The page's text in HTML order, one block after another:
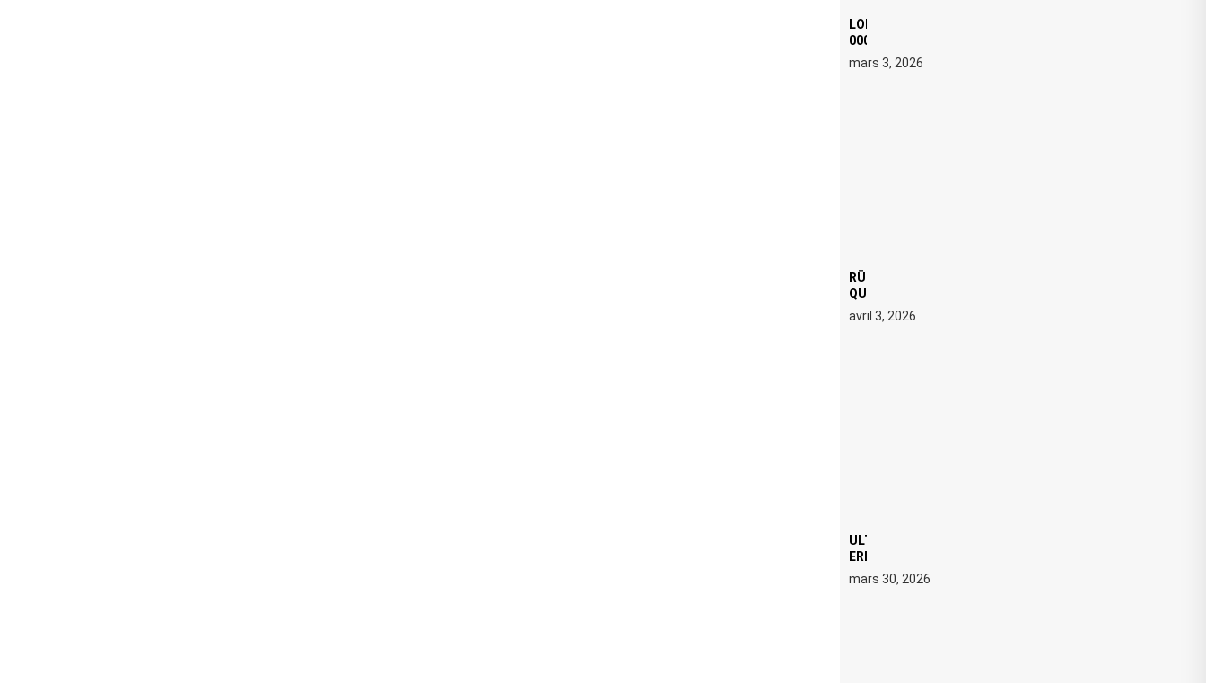
LOI ANTI FREE PARTY : SIX MOIS DE PRISON ET 5
000 € D’AMENDE PROPOSÉS LE 9 AVRIL
mars 3, 2026
RÜFÜS DU SOL LANCE UNE RÉSIDENCE DJ SET DE
QUATRE DATES À PACHA IBIZA EN JUILLET 2026
avril 3, 2026
ULTRA 2026 : SWEDISH HOUSE MAFIA RETROUVE
ERIC PRYDZ DANS UN MOMENT CHARGÉ DE
SYMBOLE
mars 30, 2026